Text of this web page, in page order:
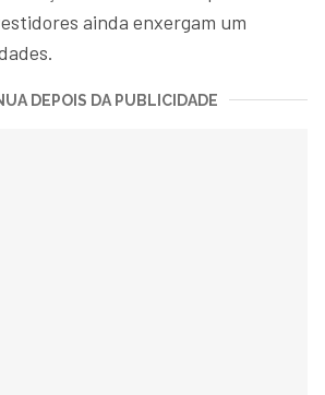
ainda enxergam um
DEPOIS DA PUBLICIDADE